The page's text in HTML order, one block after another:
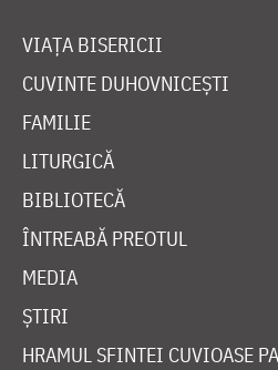
VIAȚA BISERICII
CUVINTE DUHOVNICEȘTI
FAMILIE
LITURGICĂ
BIBLIOTECĂ
ÎNTREABĂ PREOTUL
MEDIA
ȘTIRI
HRAMUL SFINTEI CUVIOASE